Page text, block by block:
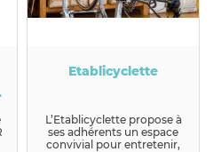
Etablicyclette
L’Etablicyclette propose à
ses adhérents un espace
convivial pour entretenir,